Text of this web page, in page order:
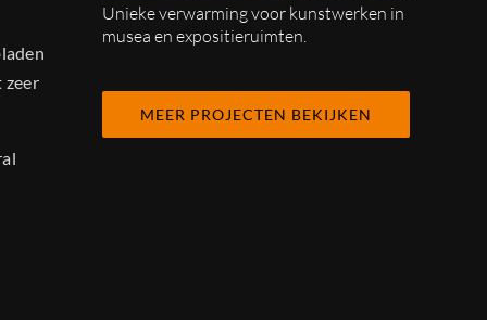
zeer
Unieke verwarming voor kunstwerken in
musea en expositieruimten.
MEER PROJECTEN BEKIJKEN